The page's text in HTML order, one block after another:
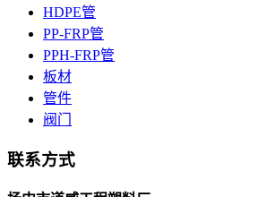
HDPE管
PP-FRP管
PPH-FRP管
板材
管件
阀门
联系方式